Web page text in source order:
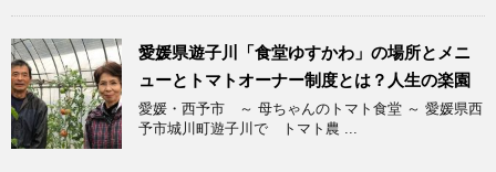
愛媛県遊子川「食堂ゆすかわ」の場所とメニ
ューとトマトオーナー制度とは？人生の楽園
愛媛・西予市 ～ 母ちゃんのトマト食堂 ～ 愛媛県西
予市城川町遊子川で トマト農 ...